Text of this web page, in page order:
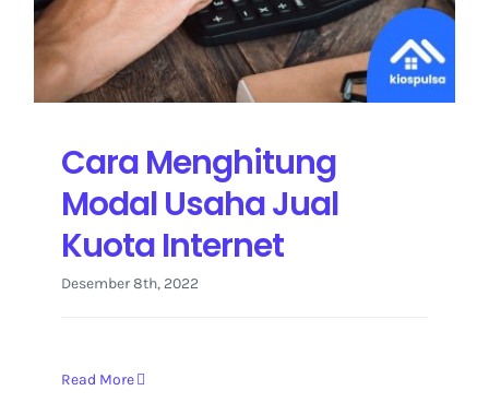
Kontak Kami
Cara Menghitung
Modal Usaha Jual
Kuota Internet
Desember 8th, 2022
Read More